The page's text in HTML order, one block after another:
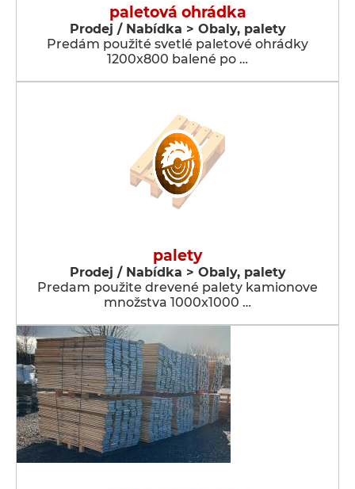
paletová ohrádka
Prodej / Nabídka > Obaly, palety
Predám použité svetlé paletové ohrádky
1200x800 balené po …
palety
Prodej / Nabídka > Obaly, palety
Predam použite drevené palety kamionove
množstva 1000x1000 …